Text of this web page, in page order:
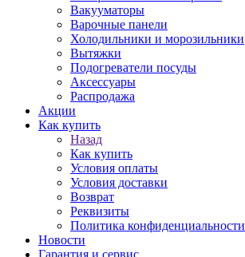
Вакууматоры
Варочные панели
Холодильники и морозильники
Вытяжки
Подогреватели посуды
Аксессуары
Распродажа
Акции
Как купить
Назад
Как купить
Условия оплаты
Условия доставки
Возврат
Реквизиты
Политика конфиденциальности
Новости
Гарантия и сервис